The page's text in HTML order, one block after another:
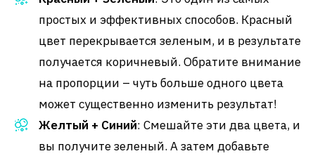
простых и эффективных способов. Красный
цвет перекрывается зеленым, и в результате
получается коричневый. Обратите внимание
на пропорции – чуть больше одного цвета
может существенно изменить результат!
Желтый + Синий: Смешайте эти два цвета, и
вы получите зеленый. А затем добавьте